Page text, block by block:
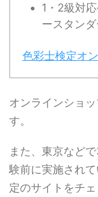
1・2級対
ースタン
色彩士検定オ
オンラインショ
す。
また、東京など
験前に実施され
定のサイトをチ